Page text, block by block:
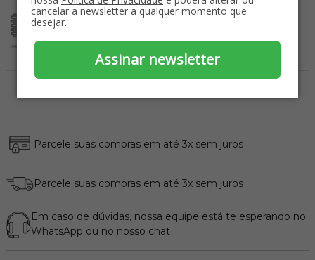
cancelar a newsletter a qualquer momento que
desejar.
Assinar newsletter
Tecido reforçado
com revestimentos
para maior
durabilidade
Alta resistência
Parcele suas compras em até 3x sem juros
Parcele suas compras em até 3x sem juros
Em caso de dúvidas, nossa equipe está te esperando no
WhatsApp ou no nosso chat